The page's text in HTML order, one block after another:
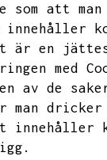
som att
innehåller
är en
med
av de
man dricker
innehåller